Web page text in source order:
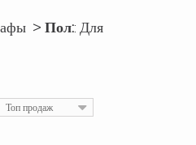
> Пол:: Для
Топ продаж